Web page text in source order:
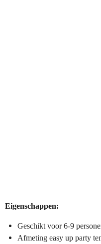
Eigenschappen:
Geschikt voor 6-9
Afmeting easy up party